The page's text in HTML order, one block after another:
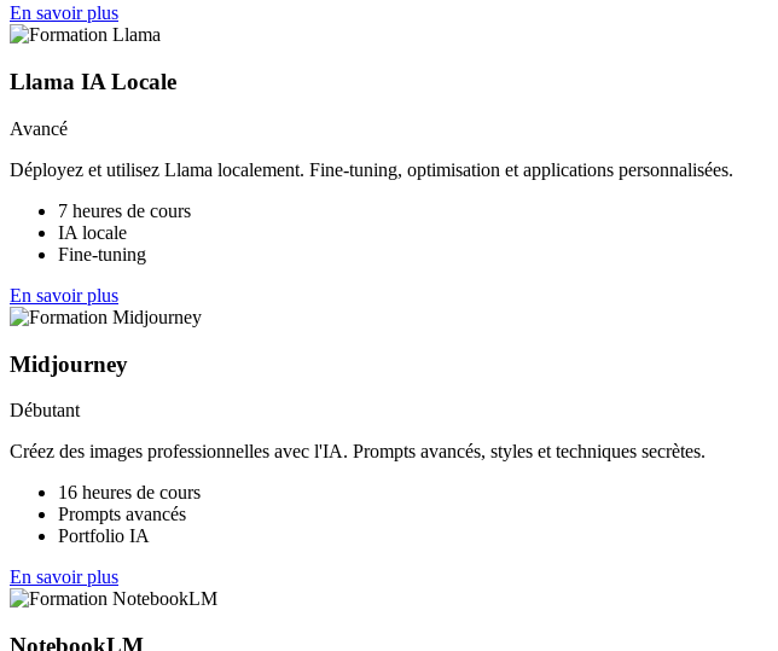
En savoir plus
Llama IA Locale
Avancé
Déployez et utilisez Llama localement. Fine-tuning, optimisation et applications personnalisées.
7 heures de cours
IA locale
Fine-tuning
En savoir plus
Midjourney
Débutant
Créez des images professionnelles avec l'IA. Prompts avancés, styles et techniques secrètes.
16 heures de cours
Prompts avancés
Portfolio IA
En savoir plus
NotebookLM